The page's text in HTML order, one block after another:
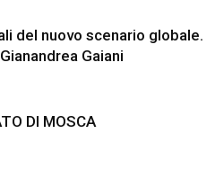
del nuovo scenario globale.
Gaiani
DI MOSCA